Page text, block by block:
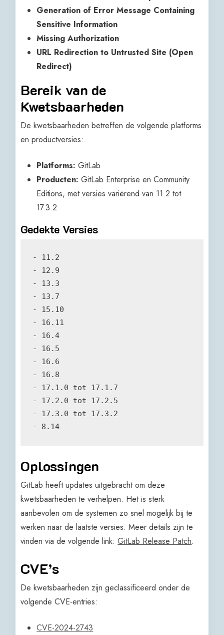
Generation of Error Message Containing
Sensitive Information
Missing Authorization
URL Redirection to Untrusted Site (Open
Redirect)
Bereik van de
Kwetsbaarheden
De kwetsbaarheden betreffen de volgende platforms
en productversies:
Platforms: GitLab
Producten: GitLab Enterprise en Community
Editions, met versies variërend van 11.2 tot
17.3.2
Gedekte Versies
- 11.2
- 12.9
- 13.3
- 13.7
- 15.10
- 16.11
- 16.4
- 16.5
- 16.6
- 16.8
- 17.1.0 tot 17.1.7
- 17.2.0 tot 17.2.5
- 17.3.0 tot 17.3.2
- 8.14
Oplossingen
GitLab heeft updates uitgebracht om deze
kwetsbaarheden te verhelpen. Het is sterk
aanbevolen om de systemen zo snel mogelijk bij te
werken naar de laatste versies. Meer details zijn te
vinden via de volgende link:GitLab Release Patch.
CVE’s
De kwetsbaarheden zijn geclassificeerd onder de
volgende CVE-entries:
CVE-2024-2743